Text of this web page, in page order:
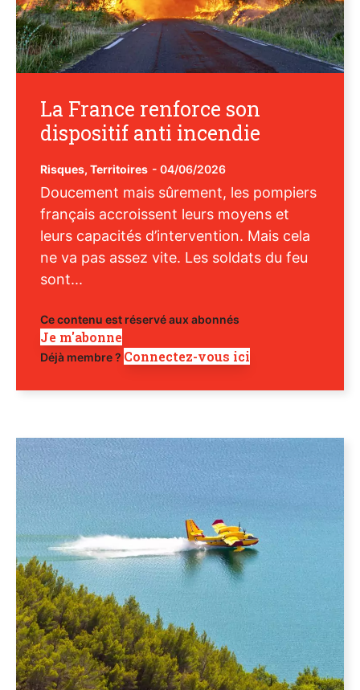
La France renforce son
dispositif anti incendie
Risques, Territoires - 04/06/2026
Doucement mais sûrement, les pompiers
français accroissent leurs moyens et
leurs capacités d’intervention. Mais cela
ne va pas assez vite. Les soldats du feu
sont...
Ce contenu est réservé aux abonnés
Je m'abonne
Déjà membre ? Connectez-vous ici